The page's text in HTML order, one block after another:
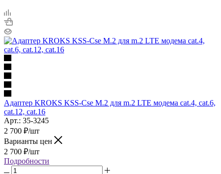
Адаптер KROKS KSS-Cse M.2 для m.2 LTE модема cat.4, cat.6,
cat.12, cat.16
Арт.: 35-3245
2 700 ₽/шт
Варианты цен
2 700 ₽/шт
Подробности